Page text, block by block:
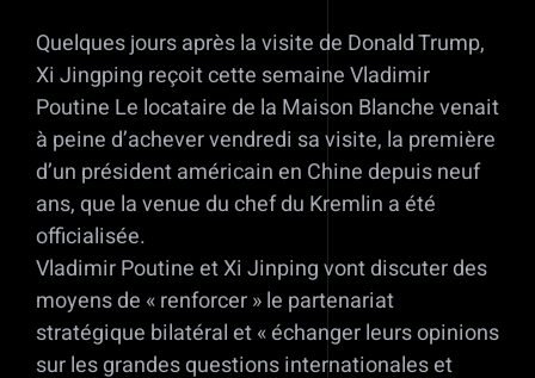
Quelques jours après la visite de Donald Trump,
Xi Jingping reçoit cette semaine Vladimir
Poutine Le locataire de la Maison Blanche venait
à peine d’achever vendredi sa visite, la première
d’un président américain en Chine depuis neuf
ans, que la venue du chef du Kremlin a été
officialisée.
Vladimir Poutine et Xi Jinping vont discuter des
moyens de « renforcer » le partenariat
stratégique bilatéral et « échanger leurs opinions
sur les grandes questions internationales et